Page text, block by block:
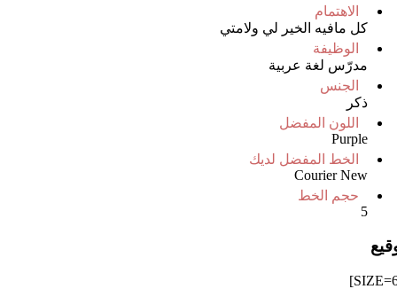
الاهتمام
كل مافيه الخير لي ولامتي
الوظيفة
مدرّس لغة عربية
الجنس
ذكر
اللون المفضل
Purple
الخط المفضل لديك
Courier New
حجم الخط
5